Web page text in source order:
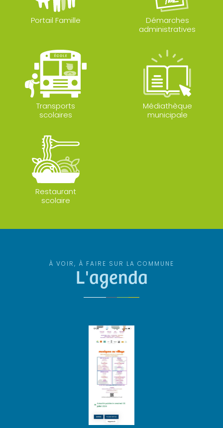
Portail Famille
Démarches
administratives
Transports
scolaires
Médiathèque
municipale
Restaurant
scolaire
À VOIR, À FAIRE SUR LA COMMUNE
L'agenda